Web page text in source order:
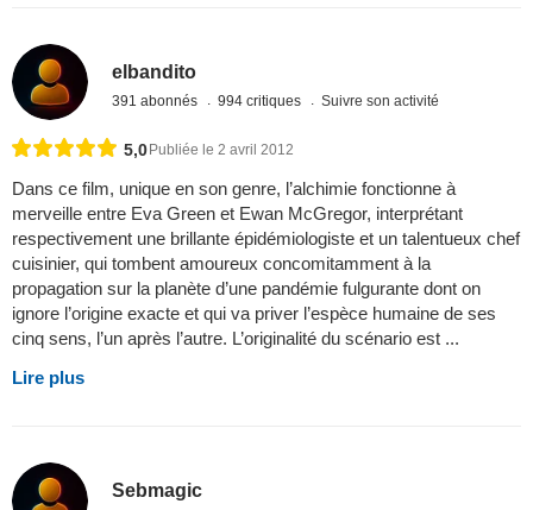
elbandito
391 abonnés 994 critiques Suivre son activité
5,0 Publiée le 2 avril 2012
Dans ce film, unique en son genre, l’alchimie fonctionne à
merveille entre Eva Green et Ewan McGregor, interprétant
respectivement une brillante épidémiologiste et un talentueux chef
cuisinier, qui tombent amoureux concomitamment à la
propagation sur la planète d’une pandémie fulgurante dont on
ignore l’origine exacte et qui va priver l’espèce humaine de ses
cinq sens, l’un après l’autre. L’originalité du scénario est ...
Lire plus
Sebmagic